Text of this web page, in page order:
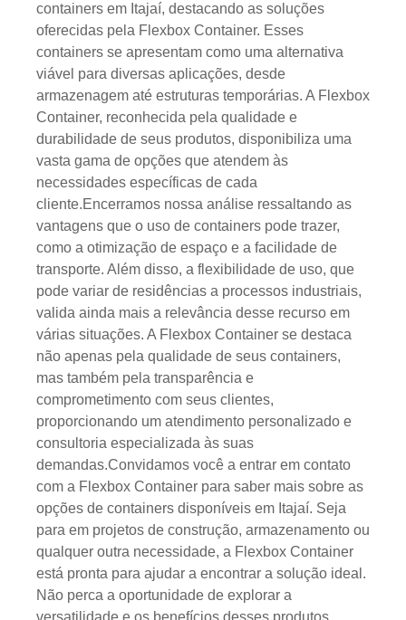
containers em Itajaí, destacando as soluções
oferecidas pela Flexbox Container. Esses
containers se apresentam como uma alternativa
viável para diversas aplicações, desde
armazenagem até estruturas temporárias. A Flexbox
Container, reconhecida pela qualidade e
durabilidade de seus produtos, disponibiliza uma
vasta gama de opções que atendem às
necessidades específicas de cada
cliente.Encerramos nossa análise ressaltando as
vantagens que o uso de containers pode trazer,
como a otimização de espaço e a facilidade de
transporte. Além disso, a flexibilidade de uso, que
pode variar de residências a processos industriais,
valida ainda mais a relevância desse recurso em
várias situações. A Flexbox Container se destaca
não apenas pela qualidade de seus containers,
mas também pela transparência e
comprometimento com seus clientes,
proporcionando um atendimento personalizado e
consultoria especializada às suas
demandas.Convidamos você a entrar em contato
com a Flexbox Container para saber mais sobre as
opções de containers disponíveis em Itajaí. Seja
para em projetos de construção, armazenamento ou
qualquer outra necessidade, a Flexbox Container
está pronta para ajudar a encontrar a solução ideal.
Não perca a oportunidade de explorar a